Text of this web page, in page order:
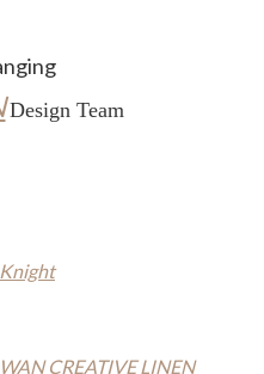
Design Team
CREATIVE LINEN